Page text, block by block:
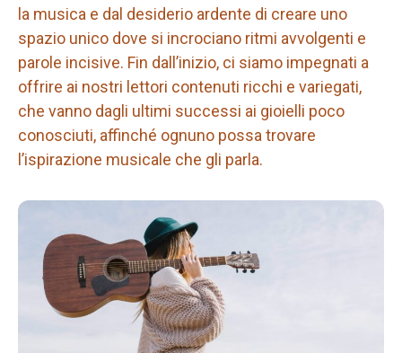
la musica e dal desiderio ardente di creare uno
spazio unico dove si incrociano ritmi avvolgenti e
parole incisive. Fin dall’inizio, ci siamo impegnati a
offrire ai nostri lettori contenuti ricchi e variegati,
che vanno dagli ultimi successi ai gioielli poco
conosciuti, affinché ognuno possa trovare
l’ispirazione musicale che gli parla.